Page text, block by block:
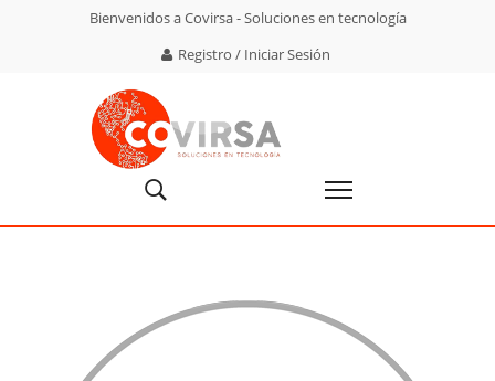
Bienvenidos a Covirsa - Soluciones en tecnología
Registro / Iniciar Sesión